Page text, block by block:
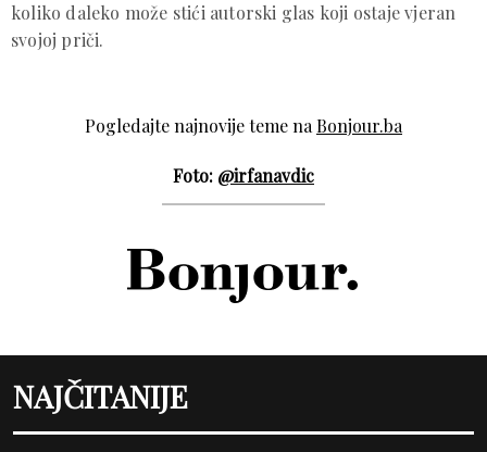
koliko daleko može stići autorski glas koji ostaje vjeran
svojoj priči.
Pogledajte najnovije teme naBonjour.ba
Foto: @irfanavdic
NAJČITANIJE